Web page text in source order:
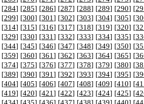
[284] [285] [286] [287] [288] [289] [290] [
[299] [300] [301] [302] [303] [304] [305] [
[314] [315] [316] [317] [318] [319] [320] [
[329] [330] [331] [332] [333] [334] [335] [
[344] [345] [346] [347] [348] [349] [350] [
[359] [360] [361] [362] [363] [364] [365] [
[374] [375] [376] [377] [378] [379] [380] [
[389] [390] [391] [392] [393] [394] [395] [
[404] [405] [406] [407] [408] [409] [410] [
[419] [420] [421] [422] [423] [424] [425] [